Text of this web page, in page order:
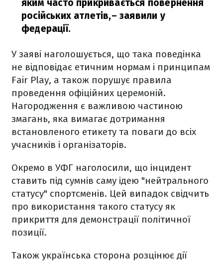
яким часто прикривається повернення
російських атлетів,– заявили у
федерації.
У заяві наголошується, що така поведінка
не відповідає етичним нормам і принципам
Fair Play, а також порушує правила
проведення офіційних церемоній.
Нагородження є важливою частиною
змагань, яка вимагає дотримання
встановленого етикету та поваги до всіх
учасників і організаторів.
Окремо в УФГ наголосили, що інцидент
ставить під сумнів саму ідею "нейтрального
статусу" спортсменів. Цей випадок свідчить
про використання такого статусу як
прикриття для демонстрації політичної
позиції.
Також українська сторона розцінює дії